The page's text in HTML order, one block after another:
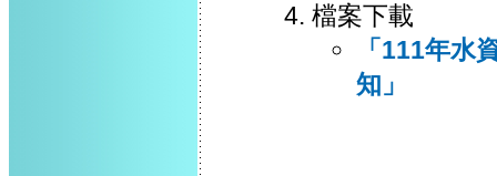
檔案下載
「111年水
知」